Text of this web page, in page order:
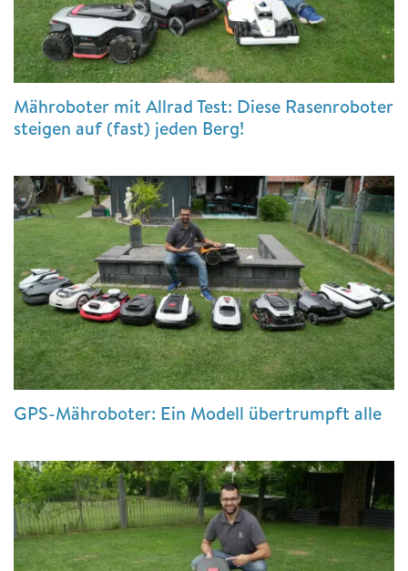
Mähroboter mit Allrad Test: Diese Rasenroboter
steigen auf (fast) jeden Berg!
GPS-Mähroboter: Ein Modell übertrumpft alle